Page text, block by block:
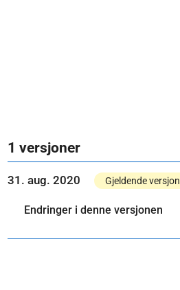
1 versjoner
31. aug. 2020 Gjeldende versjon
Endringer i denne versjonen